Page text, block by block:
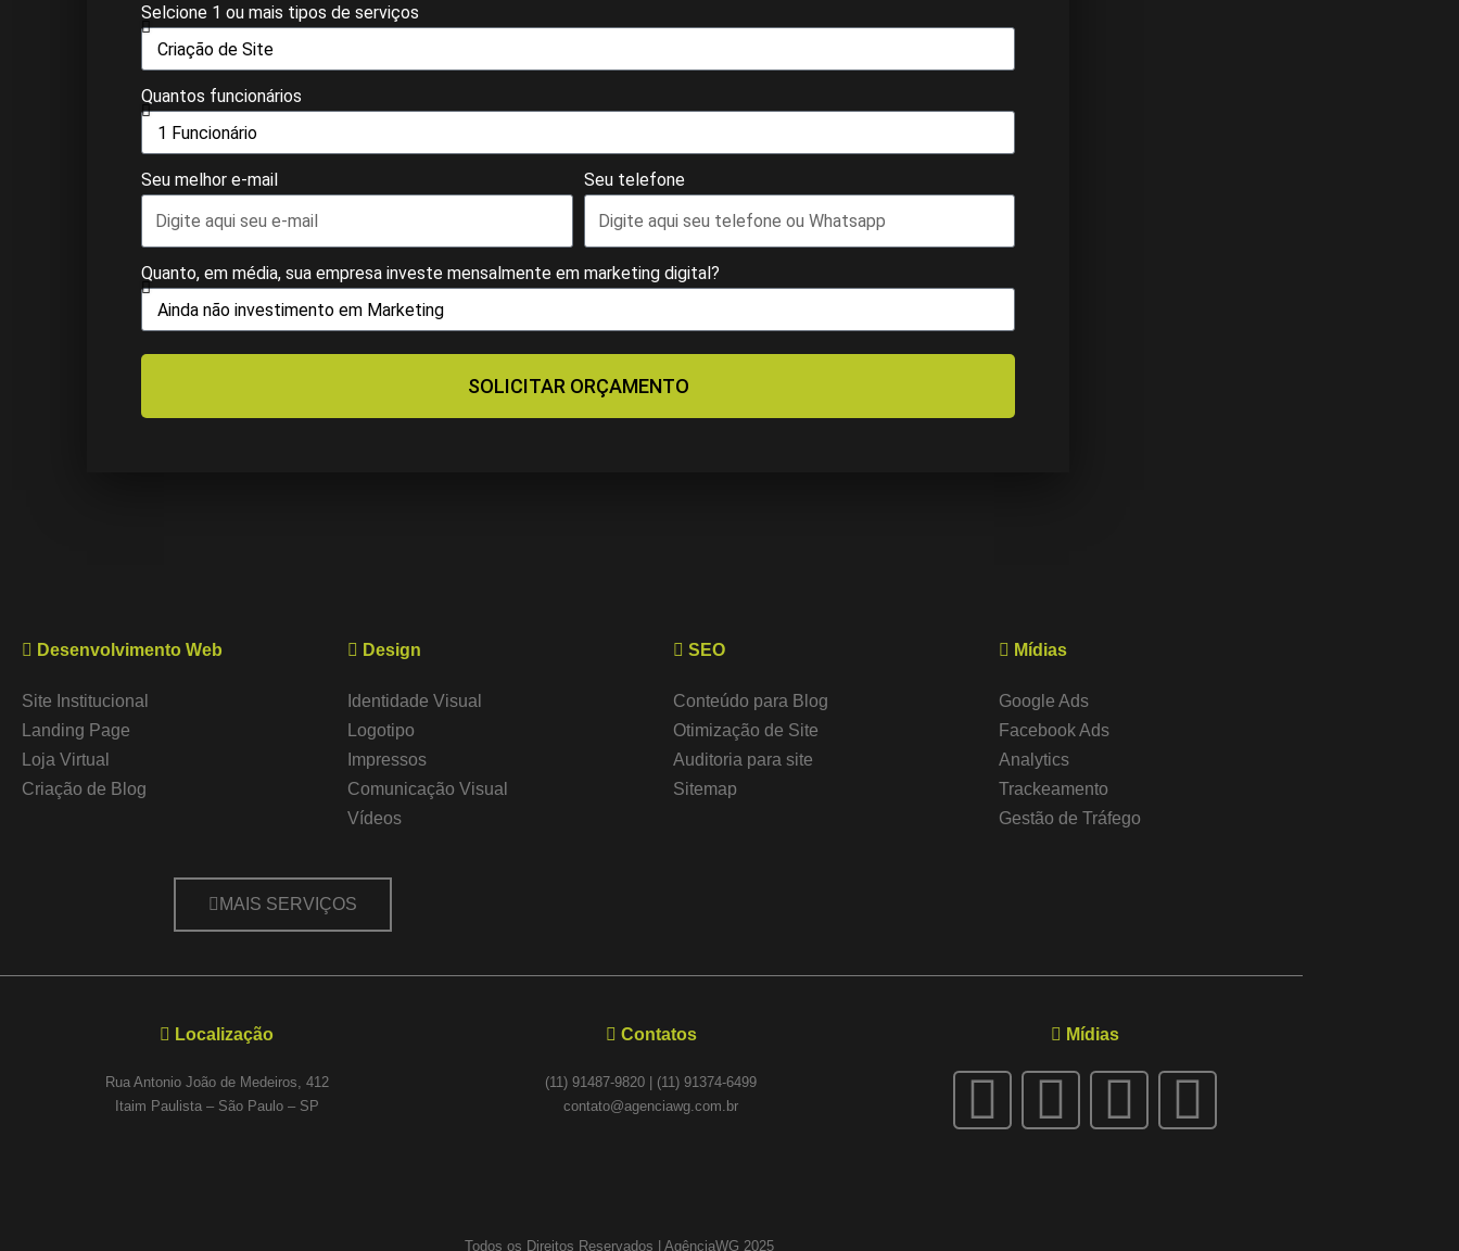
Selcione 1 ou mais tipos de serviços
Quantos funcionários
Seu melhor e-mail Seu telefone
Quanto, em média, sua empresa investe mensalmente em marketing digital?
SOLICITAR ORÇAMENTO
Desenvolvimento Web
Site Institucional
Landing Page
Loja Virtual
Criação de Blog
Design
Identidade Visual
Logotipo
Impressos
Comunicação Visual
Vídeos
SEO
Conteúdo para Blog
Otimização de Site
Auditoria para site
Sitemap
Mídias
Google Ads
Facebook Ads
Analytics
Trackeamento
Gestão de Tráfego
MAIS SERVIÇOS
Localização
Rua Antonio João de Medeiros, 412
Itaim Paulista – São Paulo – SP
Contatos
(11) 91487-9820 | (11) 91374-6499
contato@agenciawg.com.br
Mídias
Todos os Direitos Reservados | AgênciaWG 2025